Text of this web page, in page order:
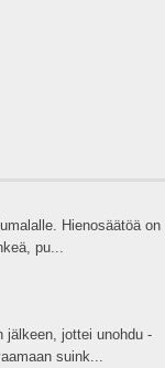
Hienosäätöä on
pu...
jälkeen, jottei unohdu -
suink...